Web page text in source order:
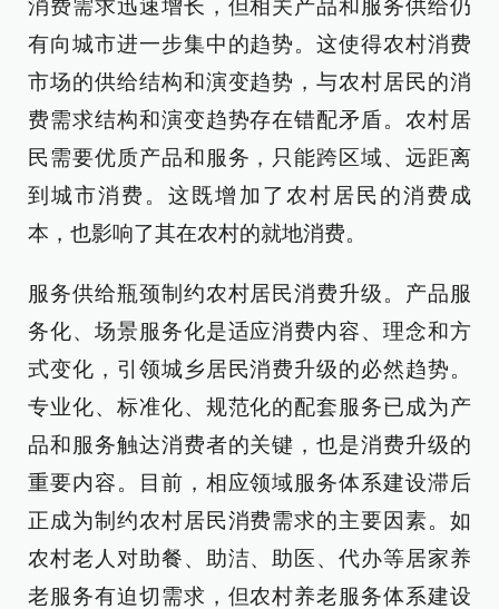
消费需求迅速增长，但相关产品和服务供给仍
有向城市进一步集中的趋势。这使得农村消费
市场的供给结构和演变趋势，与农村居民的消
费需求结构和演变趋势存在错配矛盾。农村居
民需要优质产品和服务，只能跨区域、远距离
到城市消费。这既增加了农村居民的消费成
本，也影响了其在农村的就地消费。
服务供给瓶颈制约农村居民消费升级。产品服
务化、场景服务化是适应消费内容、理念和方
式变化，引领城乡居民消费升级的必然趋势。
专业化、标准化、规范化的配套服务已成为产
品和服务触达消费者的关键，也是消费升级的
重要内容。目前，相应领域服务体系建设滞后
正成为制约农村居民消费需求的主要因素。如
农村老人对助餐、助洁、助医、代办等居家养
老服务有迫切需求，但农村养老服务体系建设